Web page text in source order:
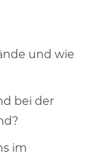
und wie
bei der
im